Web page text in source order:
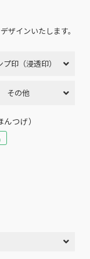
ザインいたします。
プ印（浸透印）
その他
んつげ）